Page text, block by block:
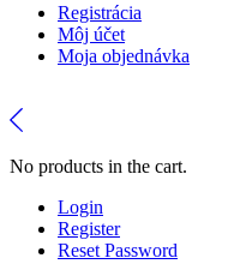
Registrácia
Môj účet
Moja objednávka
No products in the cart.
Login
Register
Reset Password